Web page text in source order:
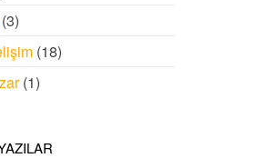
(18)
(1)